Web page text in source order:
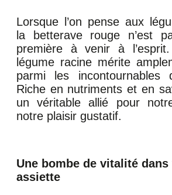
Lorsque l’on pense aux
la betterave rouge n’est
première à venir à
légume racine mérite
parmi les incontournables
Riche en nutriments et en
un véritable allié pour
notre plaisir gustatif.
Une bombe de vitalité
assiette